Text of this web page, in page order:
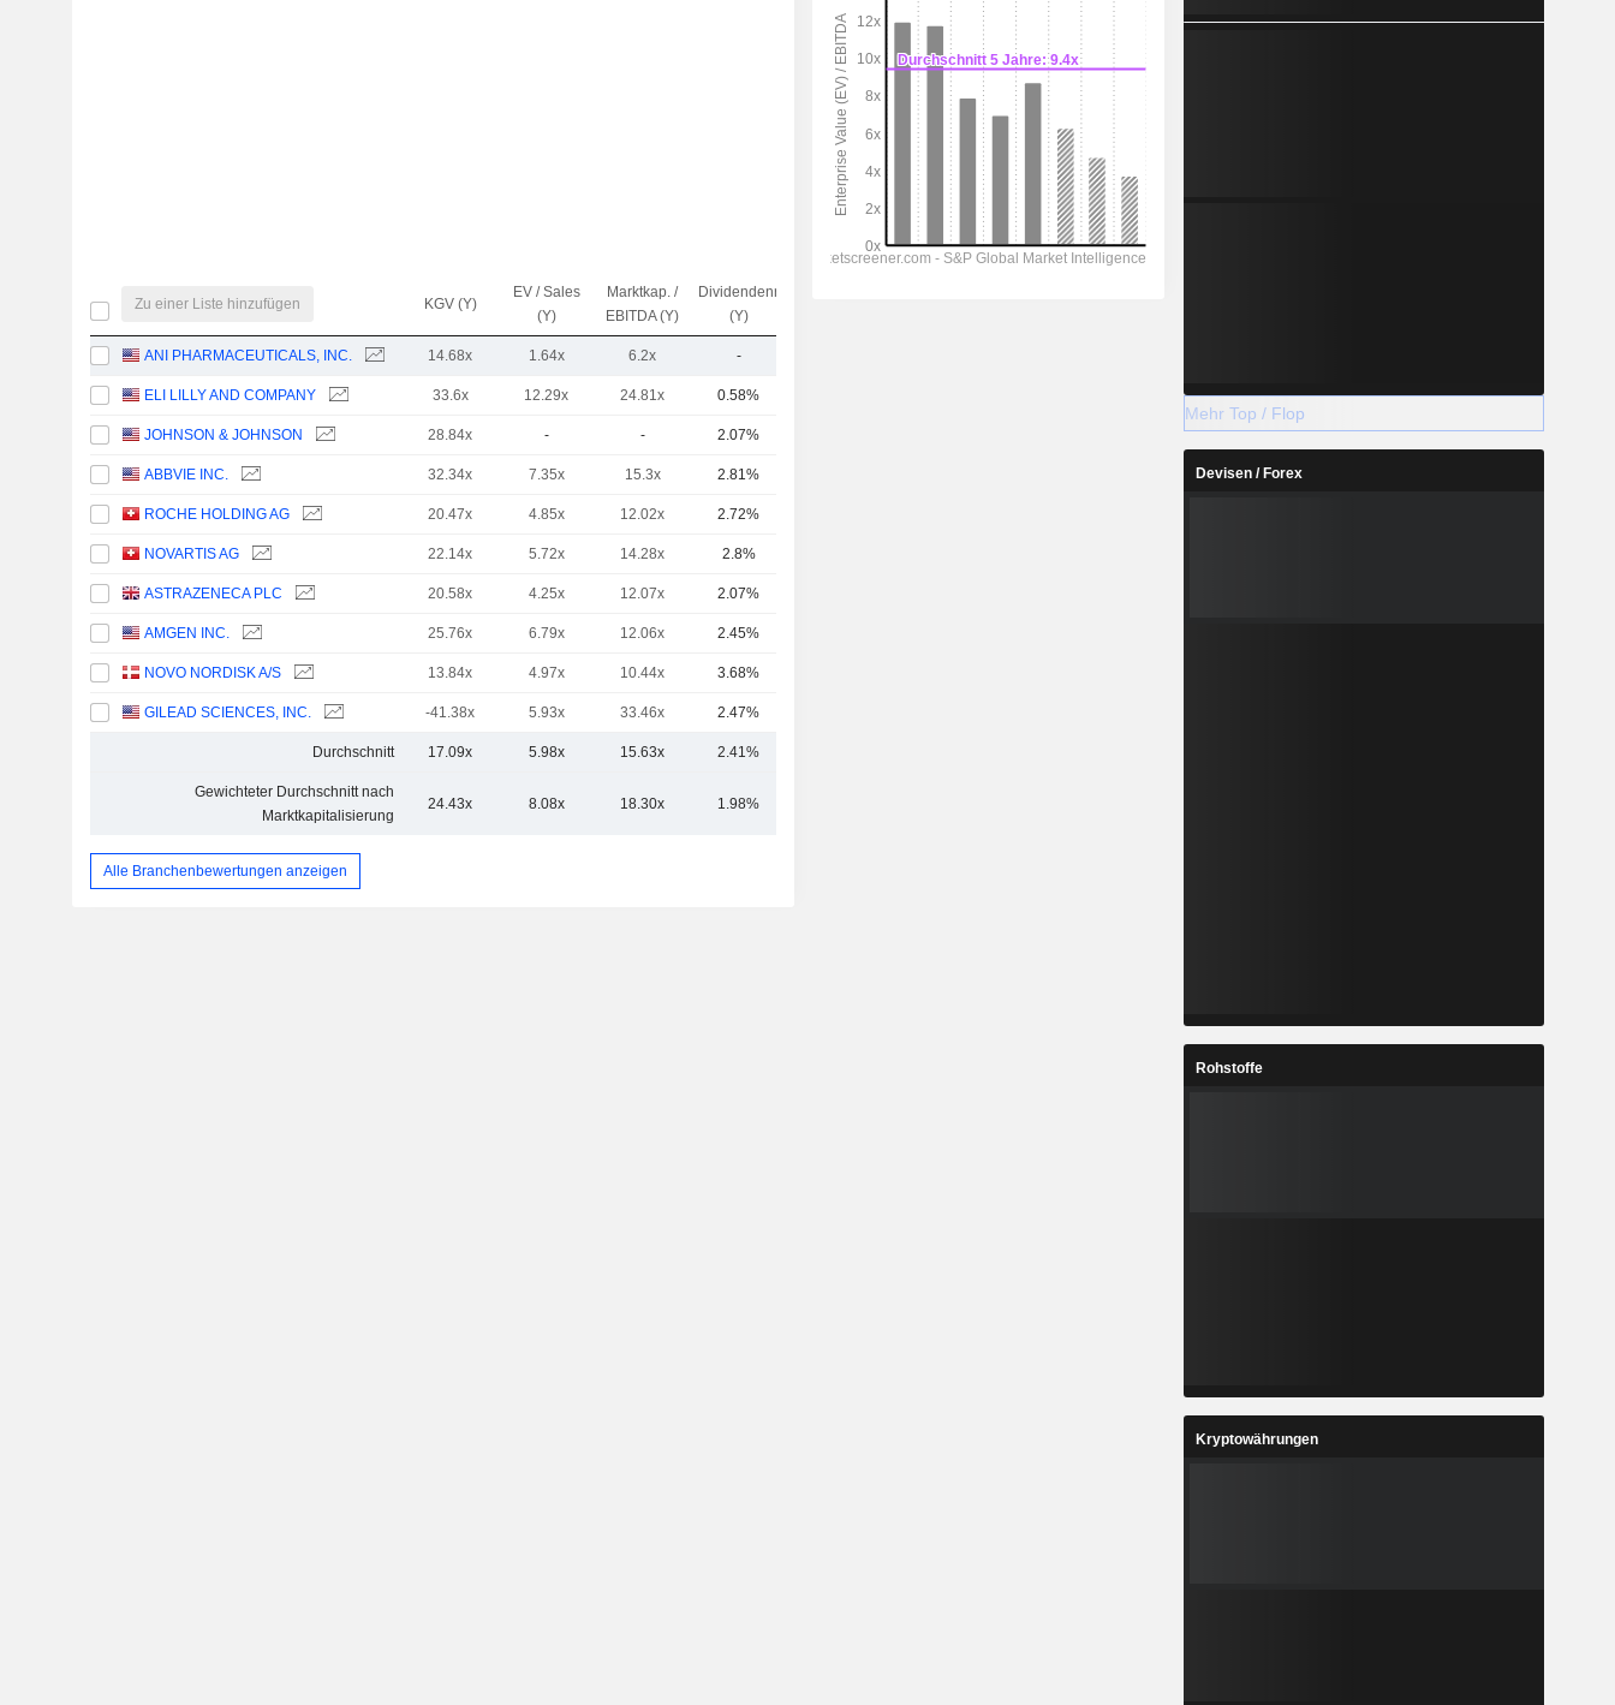
Zu einer Liste hinzufügen KGV (Y)
EV / Sales
(Y)
Marktkap. /
EBITDA (Y)
Dividendenrendite
(Y)
ANI PHARMACEUTICALS, INC. 14.68x 1.64x 6.2x -
ELI LILLY AND COMPANY 33.6x 12.29x 24.81x 0.58%
JOHNSON & JOHNSON 28.84x - - 2.07%
ABBVIE INC. 32.34x 7.35x 15.3x 2.81%
ROCHE HOLDING AG 20.47x 4.85x 12.02x 2.72%
NOVARTIS AG 22.14x 5.72x 14.28x 2.8%
ASTRAZENECA PLC 20.58x 4.25x 12.07x 2.07%
AMGEN INC. 25.76x 6.79x 12.06x 2.45%
NOVO NORDISK A/S 13.84x 4.97x 10.44x 3.68%
GILEAD SCIENCES, INC. -41.38x 5.93x 33.46x 2.47%
Durchschnitt 17.09x 5.98x 15.63x 2.41%
Gewichteter Durchschnitt nach
Marktkapitalisierung
24.43x 8.08x 18.30x 1.98%
Alle Branchenbewertungen anzeigen
Mehr Top / Flop
Devisen / Forex
Rohstoffe
Kryptowährungen